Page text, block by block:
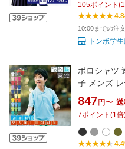
105ポイント (1
10:00までの注
トンボ学
ポロシャツ
子 メンズ
00300-ACT
も 吸汗速乾
会 体育 発
通園 通学
847 円〜
7ポイント (1倍